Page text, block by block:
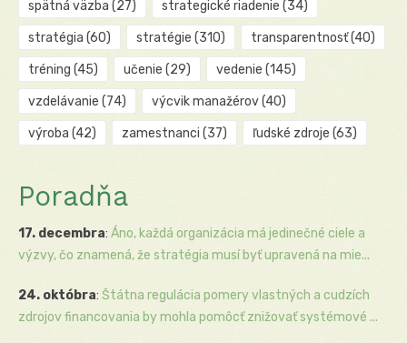
spätná väzba (27) strategické riadenie (34)
stratégia (60) stratégie (310) transparentnosť(40)
tréning (45) učenie (29) vedenie (145)
vzdelávanie (74) výcvik manažérov(40)
výroba (42) zamestnanci (37) ľudské zdroje (63)
Poradňa
17. decembra: Áno, každá organizácia má jedinečné ciele a
výzvy, čo znamená, že stratégia musí byť upravená na mie...
24. októbra: Štátna regulácia pomery vlastných a cudzích
zdrojov financovania by mohla pomôcť znižovať systémové ...